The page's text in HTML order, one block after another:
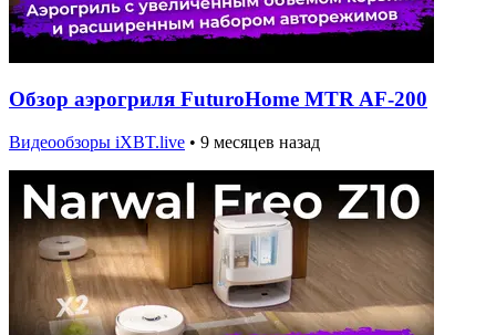
Обзор аэрогриля FuturoHome MTR AF-200
Видеообзоры iXBT.live • 9 месяцев назад